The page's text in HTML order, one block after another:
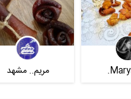
مریم.. مشهد